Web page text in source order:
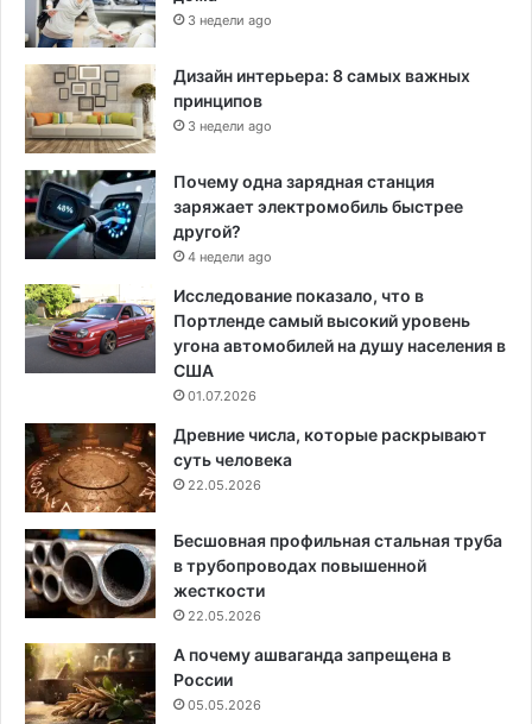
3 недели ago
Дизайн интерьера: 8 самых важных
принципов
3 недели ago
Почему одна зарядная станция
заряжает электромобиль быстрее
другой?
4 недели ago
Исследование показало, что в
Портленде самый высокий уровень
угона автомобилей на душу населения в
США
01.07.2026
Древние числа, которые раскрывают
суть человека
22.05.2026
Бесшовная профильная стальная труба
в трубопроводах повышенной
жесткости
22.05.2026
А почему ашваганда запрещена в
России
05.05.2026